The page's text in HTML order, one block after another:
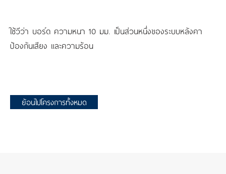
ใช้วีว่า บอร์ด ความหนา 10 มม. เป็นส่วนหนึ่งของระบบหลังคา
ป้องกันเสียง และความร้อน
ย้อนไปโครงการทั้งหมด